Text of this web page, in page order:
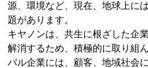
源、環境など、現在、地球上に
題があります。
キヤノンは、共生に根ざした企
解消するため、積極的に取り組
バル企業には、顧客、地域社会